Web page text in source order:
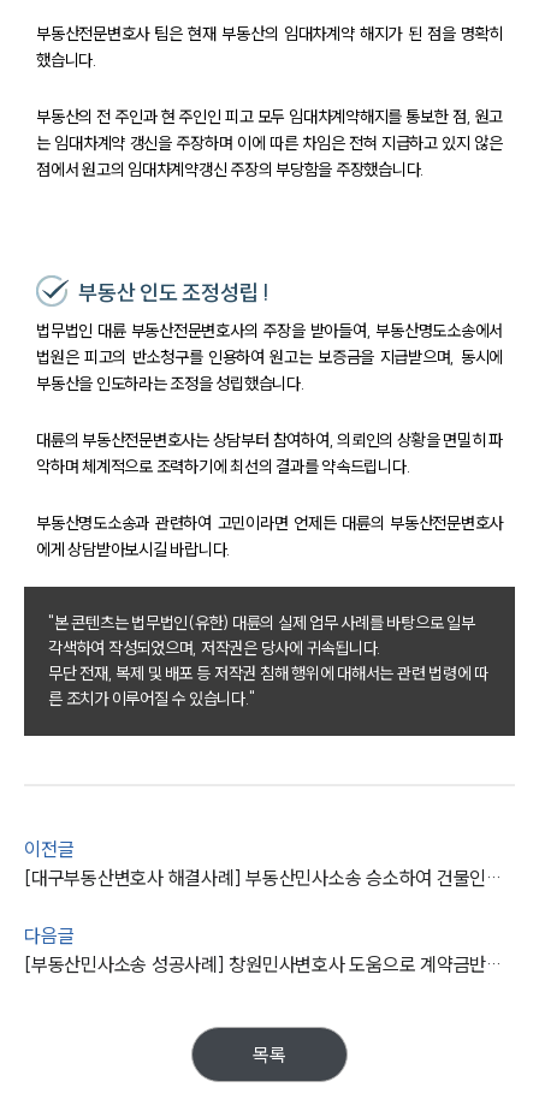
글로벌 파트너 로펌
AI대륜
업무사례
법률지식인
고객후기
업무분야
건설부 업무
전체
구성원 소개
소식/자료
언론보도
부동산전문변호사 팀은 현재 부동산의 임대차계약 해지가 된 점을 명확히
했습니다.
부동산의 전 주인과 현 주인인 피고 모두 임대차계약해지를 통보한 점, 원고
는 임대차계약 갱신을 주장하며 이에 따른 차임은 전혀 지급하고 있지 않은
점에서 원고의 임대차계약갱신 주장의 부당함을 주장했습니다.
부동산 인도 조정성립 !
법무법인 대륜 부동산전문변호사의 주장을 받아들여, 부동산명도소송에서
법원은 피고의 반소청구를 인용하여 원고는 보증금을 지급받으며, 동시에
부동산을 인도하라는 조정을 성립했습니다.
대륜의 부동산전문변호사는 상담부터 참여하여, 의뢰인의 상황을 면밀히 파
악하며 체계적으로 조력하기에 최선의 결과를 약속드립니다.
부동산명도소송과 관련하여 고민이라면 언제든 대륜의 부동산전문변호사
에게 상담받아보시길 바랍니다.
"본 콘텐츠는 법무법인(유한) 대륜의 실제 업무 사례를 바탕으로 일부
각색하여 작성되었으며, 저작권은 당사에 귀속됩니다.
무단 전재, 복제 및 배포 등 저작권 침해 행위에 대해서는 관련 법령에 따
른 조치가 이루어질 수 있습니다."
이전글
[대구부동산변호사 해결사례] 부동산민사소송 승소하여 건물인도 성공
다음글
[부동산민사소송 성공사례] 창원민사변호사 도움으로 계약금반환소송 승소
목록